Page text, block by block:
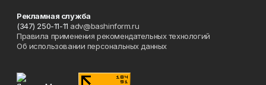
Рекламная служба
(347) 250-11-11 adv@bashinform.ru
Правила применения рекомендательных технологий
Об использовании персональных данных